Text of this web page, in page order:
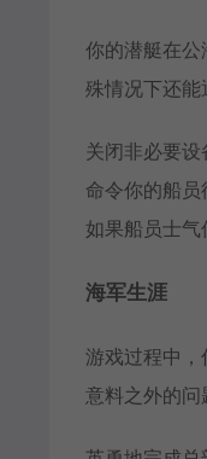
你的潜艇在
殊情况下还能
关闭非必要设
命令你的船员
如果船员士气
海军生涯
游戏过程中
意料之外的问